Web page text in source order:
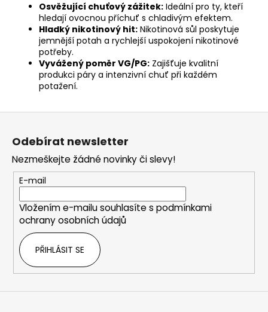
Osvěžující chuťový zážitek: Ideální pro ty, kteří
hledají ovocnou příchuť s chladivým efektem.
Hladký nikotinový hit: Nikotinová sůl poskytuje
jemnější potah a rychlejší uspokojení nikotinové
potřeby.
Vyvážený poměr VG/PG: Zajišťuje kvalitní
produkci páry a intenzivní chuť při každém
potažení.
Z
Odebírat newsletter
Nezmeškejte žádné novinky či slevy!
E-mail
Vložením e-mailu souhlasíte s podmínkami
ochrany osobních údajů
PŘIHLÁSIT SE